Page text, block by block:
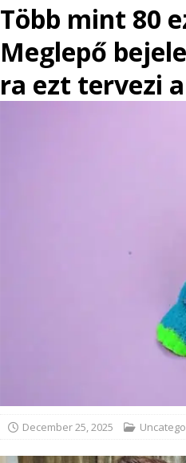
Több mint 80
Meglepő
ra ezt tervezi
December 25, 2025